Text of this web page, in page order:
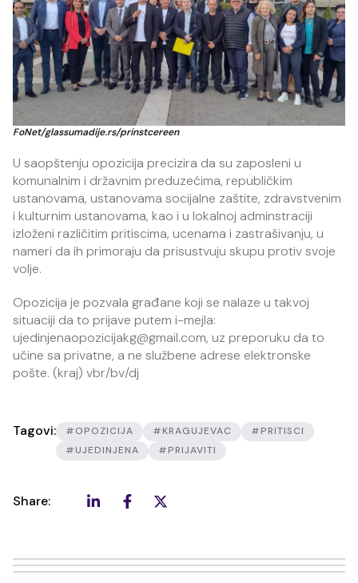
FoNet/glassumadije.rs/prinstcereen
U saopštenju opozicija precizira da su zaposleni u
komunalnim i državnim preduzećima, republičkim
ustanovama, ustanovama socijalne zaštite, zdravstvenim
i kulturnim ustanovama, kao i u lokalnoj adminstraciji
izloženi različitim pritiscima, ucenama i zastrašivanju, u
nameri da ih primoraju da prisustvuju skupu protiv svoje
volje.
Opozicija je pozvala građane koji se nalaze u takvoj
situaciji da to prijave putem i-mejla:
ujedinjenaopozicijakg@gmail.com, uz preporuku da to
učine sa privatne, a ne službene adrese elektronske
pošte. (kraj) vbr/bv/dj
Tagovi: #OPOZICIJA #KRAGUJEVAC
#PRITISCI
#UJEDINJENA
#PRIJAVITI
Share: